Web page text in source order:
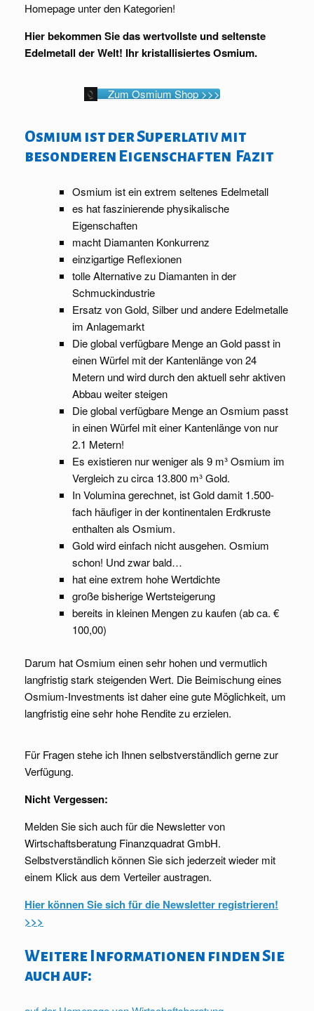
Homepage unter den Kategorien!
Hier bekommen Sie das wertvollste und seltenste
Edelmetall der Welt! Ihr kristallisiertes Osmium.
Zum Osmium Shop >>>
Osmium ist der Superlativ mit
besonderen Eigenschaften Fazit
Osmium ist ein extrem seltenes Edelmetall
es hat faszinierende physikalische
Eigenschaften
macht Diamanten Konkurrenz
einzigartige Reflexionen
tolle Alternative zu Diamanten in der
Schmuckindustrie
Ersatz von Gold, Silber und andere Edelmetalle
im Anlagemarkt
Die global verfügbare Menge an Gold passt in
einen Würfel mit der Kantenlänge von 24
Metern und wird durch den aktuell sehr aktiven
Abbau weiter steigen
Die global verfügbare Menge an Osmium passt
in einen Würfel mit einer Kantenlänge von nur
2.1 Metern!
Es existieren nur weniger als 9 m³ Osmium im
Vergleich zu circa 13.800 m³ Gold.
In Volumina gerechnet, ist Gold damit 1.500-
fach häufiger in der kontinentalen Erdkruste
enthalten als Osmium.
Gold wird einfach nicht ausgehen. Osmium
schon! Und zwar bald…
hat eine extrem hohe Wertdichte
große bisherige Wertsteigerung
bereits in kleinen Mengen zu kaufen (ab ca. €
100,00)
Darum hat Osmium einen sehr hohen und vermutlich
langfristig stark steigenden Wert. Die Beimischung eines
Osmium-Investments ist daher eine gute Möglichkeit, um
langfristig eine sehr hohe Rendite zu erzielen.
Für Fragen stehe ich Ihnen selbstverständlich gerne zur
Verfügung.
Nicht Vergessen:
Melden Sie sich auch für die Newsletter von
Wirtschaftsberatung Finanzquadrat GmbH.
Selbstverständlich können Sie sich jederzeit wieder mit
einem Klick aus dem Verteiler austragen.
Hier können Sie sich für die Newsletter registrieren!
>>>
Weitere Informationen finden Sie
auch auf: